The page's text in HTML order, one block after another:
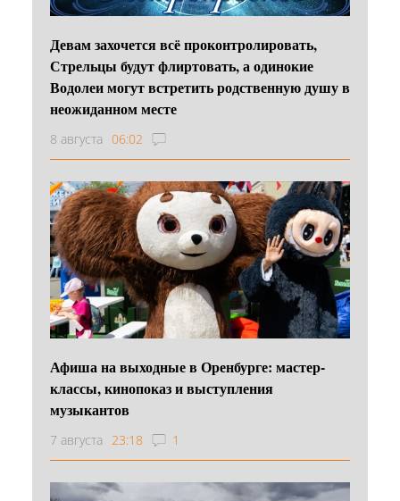
Девам захочется всё проконтролировать,
Стрельцы будут флиртовать, а одинокие
Водолеи могут встретить родственную душу в
неожиданном месте
8 августа 06:02
Афиша на выходные в Оренбурге: мастер-
классы, кинопоказ и выступления
музыкантов
7 августа 23:18 1